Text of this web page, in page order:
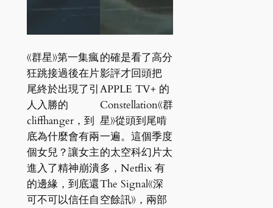
《群星》第一集瘋
狂跳接過後在片
尾終於出現了引
人入勝的
cliffhanger，到
底為什麼會有兩
個女兒？讓女主
進入了精神崩潰
的邊緣，到底還
可不可以信任自
的確是看了高分
影評才回頭把
APPLE TV+ 的
Constellation《群
星》從頭到尾啃
一遍。這個季度
的太空科幻片太
多，Netflix 有
The Signal《深
空餘訊》，兩部